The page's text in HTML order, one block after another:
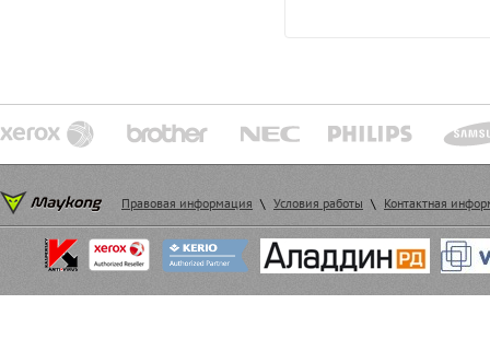
Правовая информация \ Условия работы \ Контактная